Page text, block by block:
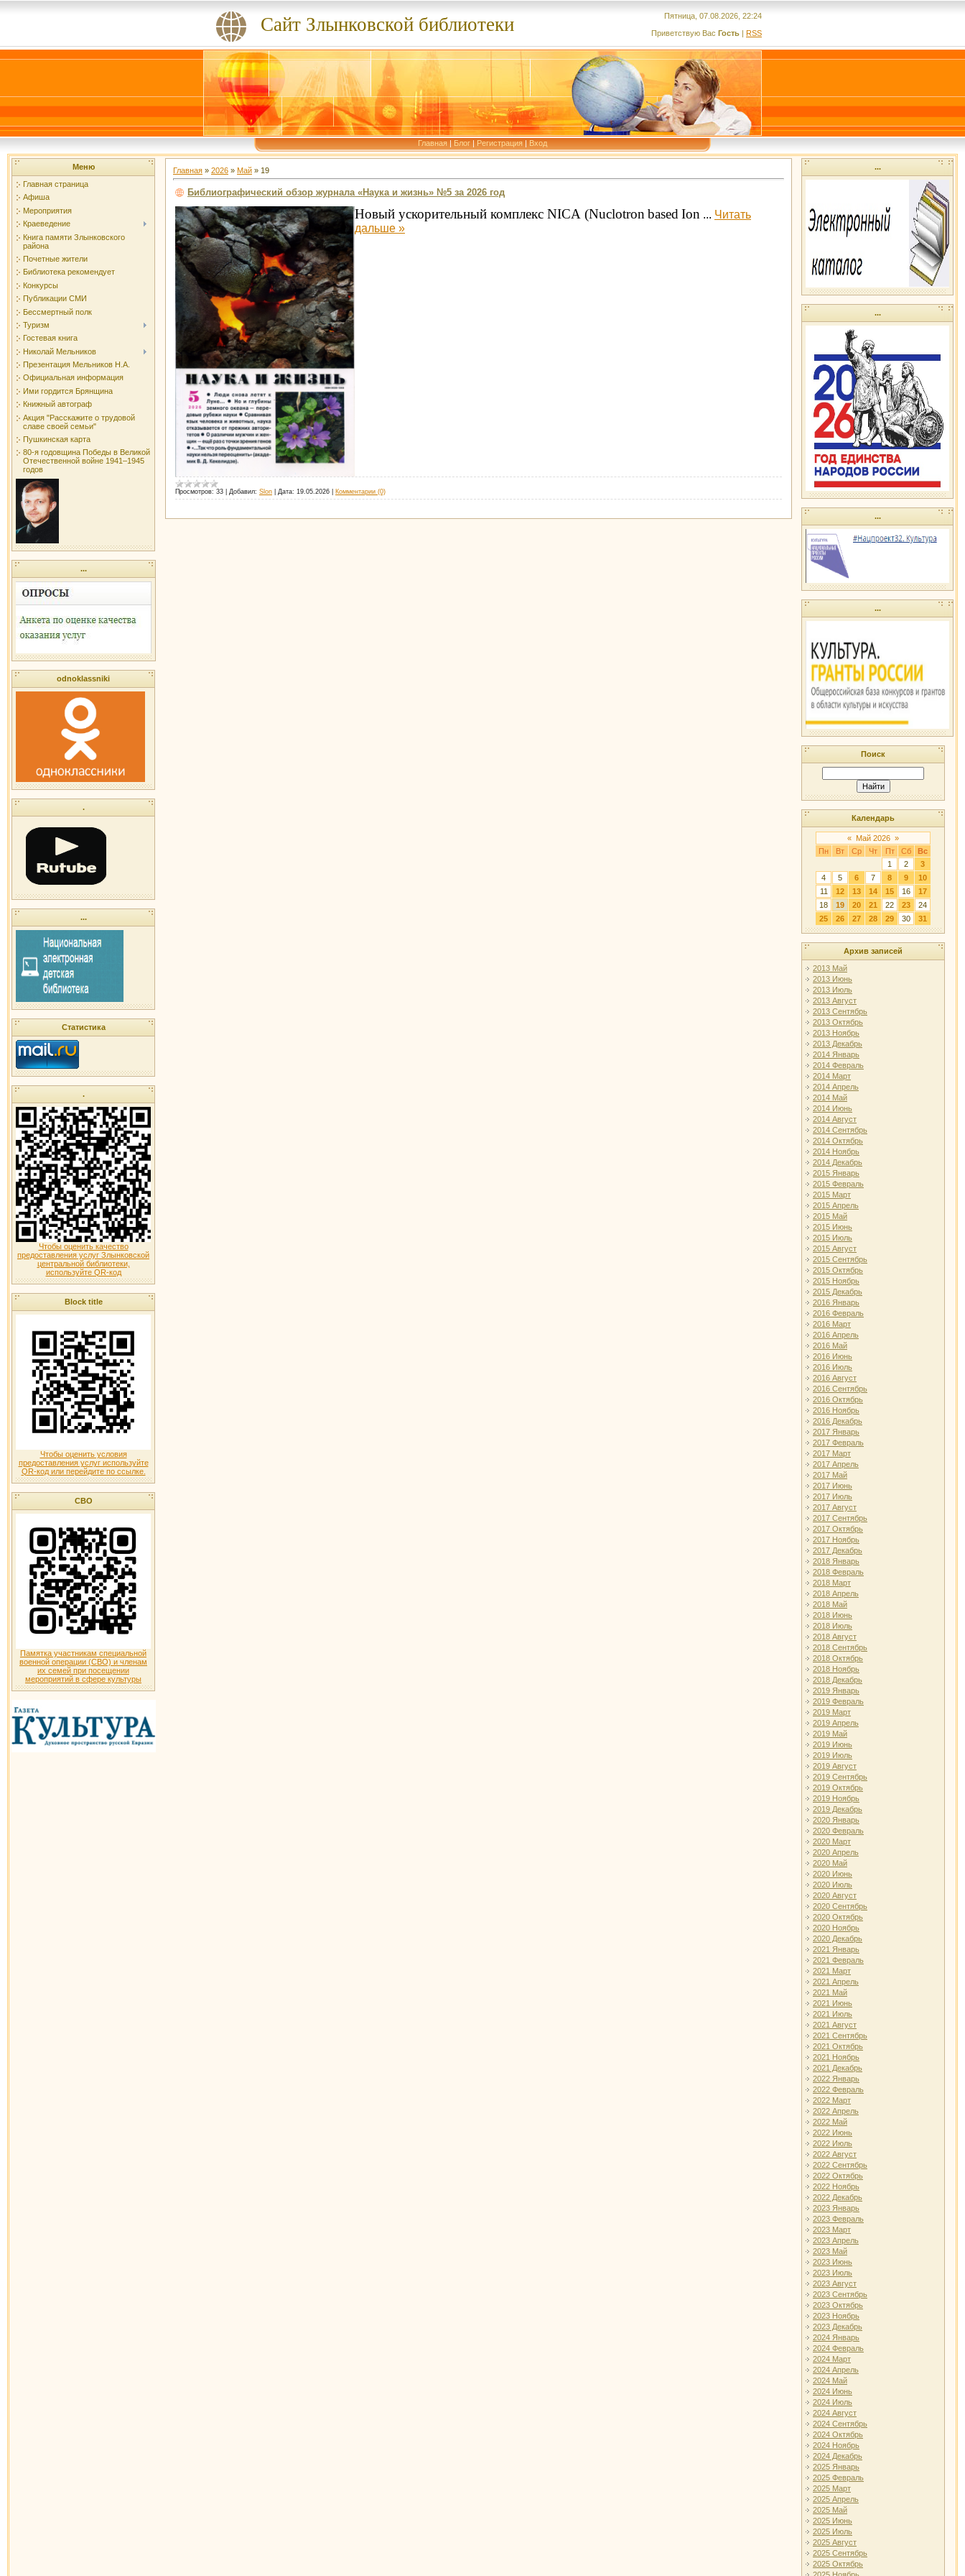
Сайт Злынковской библиотеки
Пятница, 07.08.2026, 22:24
Приветствую Вас Гость | RSS
Главная | Блог | Регистрация | Вход
Меню
Главная страница
Афиша
Мероприятия
Краеведение
Книга памяти Злынковского
района
Почетные жители
Библиотека рекомендует
Конкурсы
Публикации СМИ
Бессмертный полк
Туризм
Гостевая книга
Николай Мельников
Презентация Мельников Н.А.
Официальная информация
Ими гордится Брянщина
Книжный автограф
Акция "Расскажите о трудовой
славе своей семьи"
Пушкинская карта
80-я годовщина Победы в Великой
Отечественной войне 1941–1945
годов
...
odnoklassniki
.
...
Статистика
.
Чтобы оценить качество
предоставления услуг Злынковской
центральной библиотеки,
используйте QR-код
Block title
Чтобы оценить условия
предоставления услуг используйте
QR-код или перейдите по ссылке.
СВО
Памятка участникам специальной
военной операции (СВО) и членам
их семей при посещении
мероприятий в сфере культуры
Главная » 2026 » Май » 19
Библиографический обзор журнала «Наука и жизнь» №5 за 2026 год
Новый ускорительный комплекс NICA (NuclotronbasedIon ... Читать
дальше »
Просмотров: 33 Добавил: Slon Дата: 19.05.2026 Комментарии (0)
...
...
...
...
Поиск
Календарь
« Май 2026 »
Пн
Вт Ср Чт Пт Сб
Вс
1
2
3
4
5 6 7 8 9
10
11
12 13 14 15 16
17
18
19 20 21 22 23
24
25
26 27 28 29 30 31
Архив записей
2013 Май
2013 Июнь
2013 Июль
2013 Август
2013 Сентябрь
2013 Октябрь
2013 Ноябрь
2013 Декабрь
2014 Январь
2014 Февраль
2014 Март
2014 Апрель
2014 Май
2014 Июнь
2014 Август
2014 Сентябрь
2014 Октябрь
2014 Ноябрь
2014 Декабрь
2015 Январь
2015 Февраль
2015 Март
2015 Апрель
2015 Май
2015 Июнь
2015 Июль
2015 Август
2015 Сентябрь
2015 Октябрь
2015 Ноябрь
2015 Декабрь
2016 Январь
2016 Февраль
2016 Март
2016 Апрель
2016 Май
2016 Июнь
2016 Июль
2016 Август
2016 Сентябрь
2016 Октябрь
2016 Ноябрь
2016 Декабрь
2017 Январь
2017 Февраль
2017 Март
2017 Апрель
2017 Май
2017 Июнь
2017 Июль
2017 Август
2017 Сентябрь
2017 Октябрь
2017 Ноябрь
2017 Декабрь
2018 Январь
2018 Февраль
2018 Март
2018 Апрель
2018 Май
2018 Июнь
2018 Июль
2018 Август
2018 Сентябрь
2018 Октябрь
2018 Ноябрь
2018 Декабрь
2019 Январь
2019 Февраль
2019 Март
2019 Апрель
2019 Май
2019 Июнь
2019 Июль
2019 Август
2019 Сентябрь
2019 Октябрь
2019 Ноябрь
2019 Декабрь
2020 Январь
2020 Февраль
2020 Март
2020 Апрель
2020 Май
2020 Июнь
2020 Июль
2020 Август
2020 Сентябрь
2020 Октябрь
2020 Ноябрь
2020 Декабрь
2021 Январь
2021 Февраль
2021 Март
2021 Апрель
2021 Май
2021 Июнь
2021 Июль
2021 Август
2021 Сентябрь
2021 Октябрь
2021 Ноябрь
2021 Декабрь
2022 Январь
2022 Февраль
2022 Март
2022 Апрель
2022 Май
2022 Июнь
2022 Июль
2022 Август
2022 Сентябрь
2022 Октябрь
2022 Ноябрь
2022 Декабрь
2023 Январь
2023 Февраль
2023 Март
2023 Апрель
2023 Май
2023 Июнь
2023 Июль
2023 Август
2023 Сентябрь
2023 Октябрь
2023 Ноябрь
2023 Декабрь
2024 Январь
2024 Февраль
2024 Март
2024 Апрель
2024 Май
2024 Июнь
2024 Июль
2024 Август
2024 Сентябрь
2024 Октябрь
2024 Ноябрь
2024 Декабрь
2025 Январь
2025 Февраль
2025 Март
2025 Апрель
2025 Май
2025 Июнь
2025 Июль
2025 Август
2025 Сентябрь
2025 Октябрь